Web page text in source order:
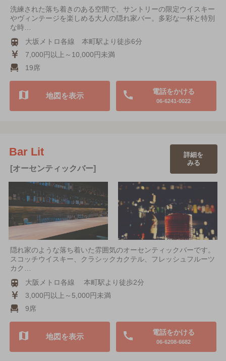
洗練された落ち着きのある空間で、サントリーの限定ウイスキー
やヴィンテージを楽しめる大人の隠れ家バー。多彩な一杯と特別
な時…
大坂メトロ各線 本町駅より徒歩6分
7,000円以上～10,000円未満
19席
電話をかける
06-6241-0022
地図を表示
Bar Lit
[オーセンティックバー]
詳細を
みる
隠れ家のような落ち着いた雰囲気のオーセンティックバーです。
スコッチウイスキー、クラシックカクテル、フレッシュフルーツ
カク…
大阪メトロ各線 本町駅より徒歩2分
3,000円以上～5,000円未満
9席
電話をかける
06-6208-6682
地図を表示